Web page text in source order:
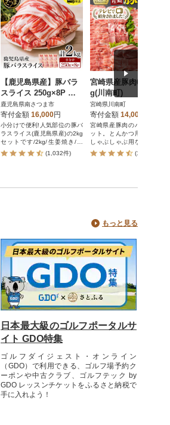
【鹿児島県産】豚バラ
スライス 250g×8P 計2
kgセット
鹿児島県南さつま市
寄付金額 16,000円
小分けで便利!人気部位の豚バ
ラスライス(鹿児島県産)の2kg
セットです/2kg/生姜焼き/焼
肉/しゃぶしゃぶ/豚肉/小分け/
(1,032件)
宮崎県産豚肉6種 1.9k
g(川南町)
宮崎県川南町
寄付金額 14,000
宮崎県産豚肉のバラエティセ
ット。とんかつ用、焼肉用、
しゃぶしゃぶ用などにカット
した豚肉のセットです!
(1,696件)
もっと見る
日本最大級のゴルフポータルサ
イト GDO特集
ゴルフダイジェスト・オンライン
（GDO）で利用できる、ゴルフ場予約ク
ーポンや中古クラブ、ゴルフテック by
GDO レッスンチケットをふるさと納税で
手に入れよう！